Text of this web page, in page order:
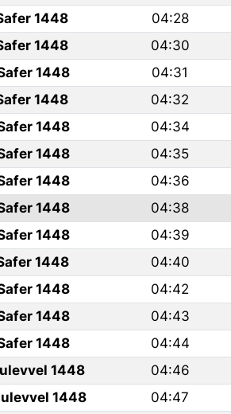
1448 04:28
1448 04:30
1448 04:31
1448 04:32
1448 04:34
1448 04:35
1448 04:36
1448 04:38
1448 04:39
1448 04:40
1448 04:42
1448 04:43
1448 04:44
1448 04:46
1448 04:47